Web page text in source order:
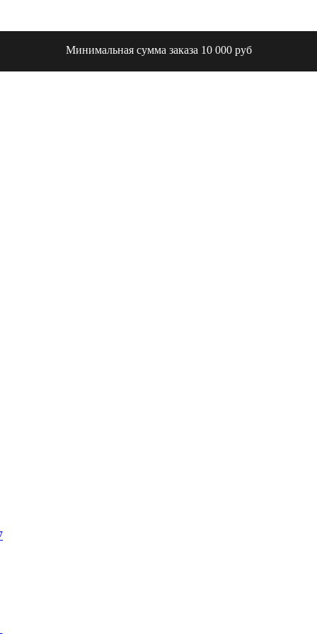
Минимальная сумма заказа 10 000 руб